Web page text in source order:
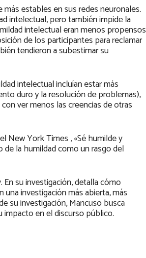
estables en sus redes neuronales.
intelectual, pero también impide la
intelectual eran menos propensos
de los participantes para reclamar
tendieron a subestimar su
intelectual incluían estar más
duro y la resolución de problemas),
ver menos las creencias de otras
New York Times , «Sé humilde y
la humildad como un rasgo del
su investigación, detalla cómo
investigación más abierta, más
su investigación, Mancuso busca
en el discurso público.